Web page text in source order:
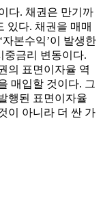
다. 채권은 만기까
있다. 채권을 매매
본수익’이 발생한
중금리 변동이다.
의 표면이자율 역
매입할 것이다. 그
행된 표면이자율
이 아니라 더 싼 가